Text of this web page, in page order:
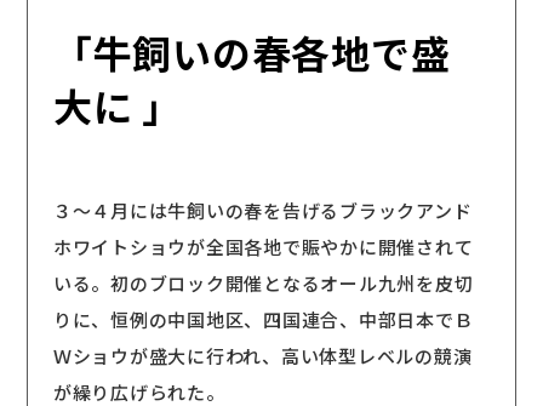
「牛飼いの春各地で盛
大に 」
３〜４月には牛飼いの春を告げるブラックアンド
ホワイトショウが全国各地で賑やかに開催されて
いる。初のブロック開催となるオール九州を皮切
りに、恒例の中国地区、四国連合、中部日本でＢ
Ｗショウが盛大に行われ、高い体型レベルの競演
が繰り広げられた。